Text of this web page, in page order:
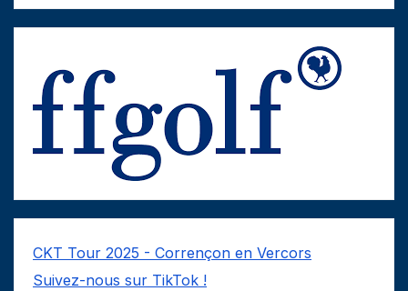
CKT Tour 2025 - Corrençon en Vercors
Suivez-nous sur TikTok !